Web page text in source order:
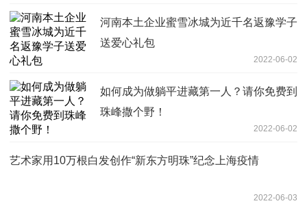
河南本土企业蜜雪冰城为近千名返豫学子
送爱心礼包
2022-06-02
如何成为做躺平进藏第一人？请你免费到
珠峰撒个野！
2022-06-02
艺术家用10万根白发创作“新东方明珠”纪念上海疫情
2022-06-03